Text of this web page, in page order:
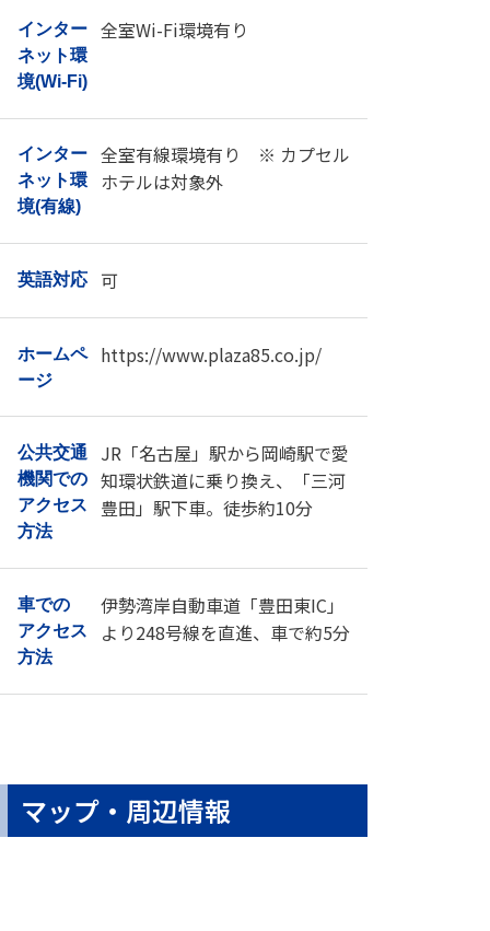
インター
ネット環
境(Wi-Fi)
全室Wi-Fi環境有り
インター
ネット環
境(有線)
全室有線環境有り ※ カプセル
ホテルは対象外
英語対応 可
ホームペ
ージ
https://www.plaza85.co.jp/
公共交通
機関での
アクセス
方法
JR「名古屋」駅から岡崎駅で愛
知環状鉄道に乗り換え、「三河
豊田」駅下車。徒歩約10分
車での
アクセス
方法
伊勢湾岸自動車道「豊田東IC」
より248号線を直進、車で約5分
マップ・周辺情報